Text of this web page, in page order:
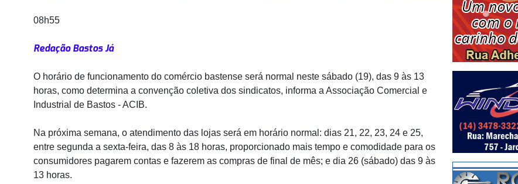
08h55
Redação Bastos Já
O horário de funcionamento do comércio bastense será normal neste sábado (19), das 9 às 13
horas, como determina a convenção coletiva dos sindicatos, informa a Associação Comercial e
Industrial de Bastos - ACIB.
Na próxima semana, o atendimento das lojas será em horário normal: dias 21, 22, 23, 24 e 25,
entre segunda a sexta-feira, das 8 às 18 horas, proporcionado mais tempo e comodidade para os
consumidores pagarem contas e fazerem as compras de final de mês; e dia 26 (sábado) das 9 às
13 horas.